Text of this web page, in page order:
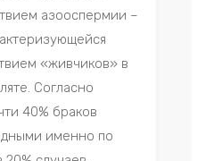
азооспермии –
«живчиков» в
Согласно
40% браков
именно по